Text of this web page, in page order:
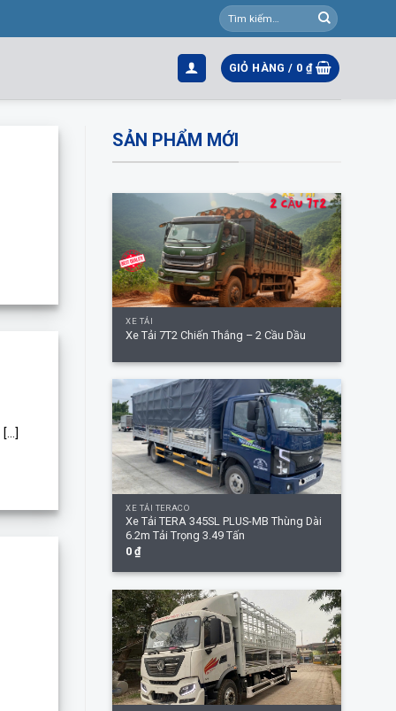
Tìm
kiếm:
GIỎ HÀNG / 0 ₫
SẢN PHẨM MỚI
+
XE TẢI
Xe Tải 7T2 Chiến Thắng – 2 Cầu Dầu
+
XE TẢI TERACO
Xe Tải TERA 345SL PLUS-MB Thùng Dài
6.2m Tải Trọng 3.49 Tấn
0₫
+